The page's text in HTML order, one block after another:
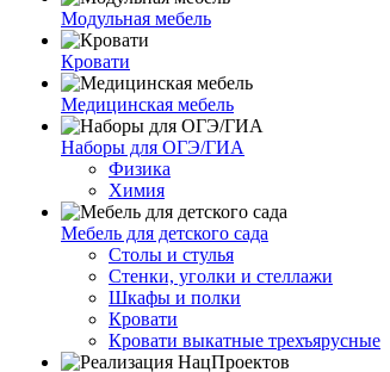
Модульная мебель
Кровати
Медицинская мебель
Наборы для ОГЭ/ГИА
Физика
Химия
Мебель для детского сада
Столы и стулья
Стенки, уголки и стеллажи
Шкафы и полки
Кровати
Кровати выкатные трехъярусные